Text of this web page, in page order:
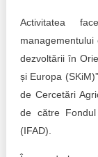
Activitatea
dezvoltării în
și Europa
de Cercetări
de către Fondul
(IFAD).